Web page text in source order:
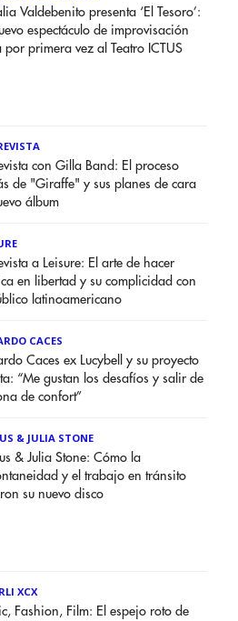
Valdebenito presenta ‘El Tesoro’:
espectáculo de improvisación
por primera vez al Teatro ICTUS
con Gilla Band: El proceso
de "Giraffe" y sus planes de cara
álbum
a Leisure: El arte de hacer
en libertad y su complicidad con
latinoamericano
CACES
Caces ex Lucybell y su proyecto
“Me gustan los desafíos y salir de
de confort”
& JULIA STONE
& Julia Stone: Cómo la
y el trabajo en tránsito
su nuevo disco
XCX
Fashion, Film: El espejo roto de